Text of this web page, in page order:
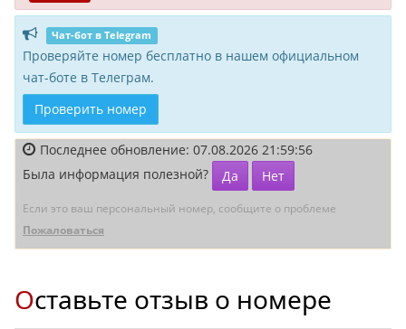
Чат-бот в Telegram
Проверяйте номер бесплатно в нашем официальном
чат-боте в Телеграм.
Проверить номер
Последнее обновление: 07.08.2026 21:59:56
Была информация полезной?
Да Нет
Если это ваш персональный номер, сообщите о проблеме
Пожаловаться
Оставьте отзыв о номере